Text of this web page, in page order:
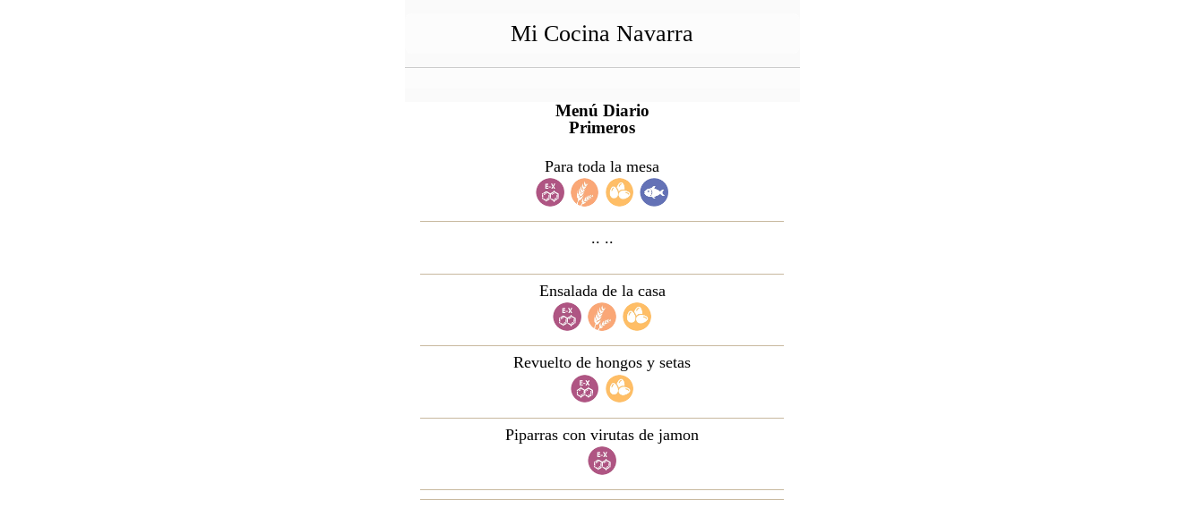
Mi Cocina Navarra
Menú Diario
Primeros
Para toda la mesa
.. ..
Ensalada de la casa
Revuelto de hongos y setas
Piparras con virutas de jamon